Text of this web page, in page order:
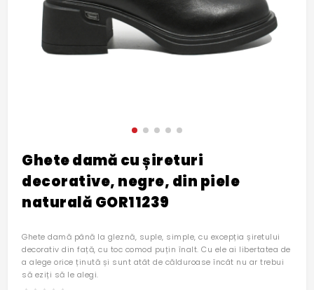
Ghete damă cu șireturi
decorative, negre, din piele
naturală GOR11239
Ghete damă până la gleznă, suple, simple, cu excepția șiretului
decorativ din față, cu toc comod puțin înalt. Cu ele ai libertatea de
a alege orice ținută și sunt atât de călduroase încât nu ar trebui
să eziți să le alegi.